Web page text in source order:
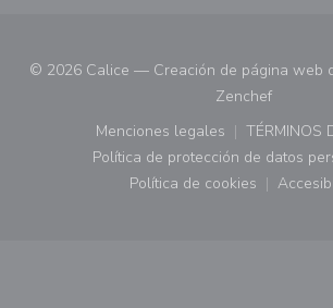
© 2026 Calice — Creación de página web
Zenchef((abre
Menciones legales
((abre en una nueva
TÉRMINOS
Política de protección de datos
((abre en
Política de cookies
((abre en una